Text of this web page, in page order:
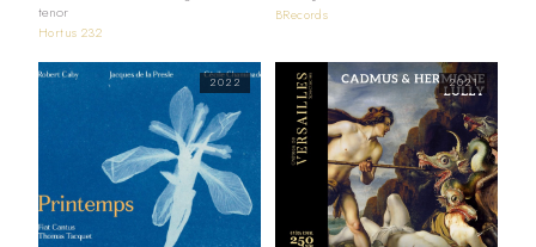
tenor
Hortus 232
BRecords
2022 2021